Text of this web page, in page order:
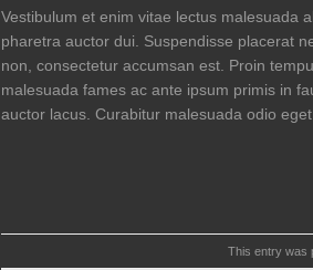
Vestibulum et enim vitae lectus malesuada
pharetra auctor dui. Suspendisse placerat
non, consectetur accumsan est. Proin
malesuada fames ac ante ipsum primis in
auctor lacus. Curabitur malesuada odio
This entry was